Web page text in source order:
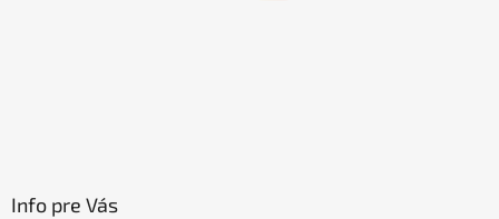
Info pre Vás